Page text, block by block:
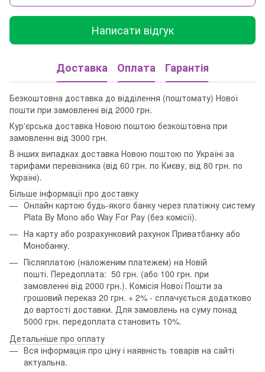
Написати відгук
Доставка Оплата Гарантія
Безкоштовна доставка до відділення (поштомату) Нової
пошти при замовленні від 2000 грн.
Кур'єрська доставка Новою поштою безкоштовна при
замовленні від 3000 грн.
В інших випадках доставка Новою поштою по Україні за
тарифами перевізника (від 60 грн. по Києву, від 80 грн. по
Україні).
Більше інформації про доставку
Онлайн картою будь-якого банку через платіжну систему
Plata By Mono або Way For Pay (без комісії).
На карту або розрахунковий рахунок Приватбанку або
Монобанку.
Післяплатою (наложеним платежем) на Новій
пошті. Передоплата: 50 грн. (або 100 грн. при
замовленні від 2000 грн.). Комісія Нової Пошти за
грошовий переказ 20 грн. + 2% - сплачується додатково
до вартості доставки. Для замовлень на суму понад
5000 грн. передоплата становить 10%.
Детальніше про оплату
Вся інформація про ціну і наявність товарів на сайті
актуальна.